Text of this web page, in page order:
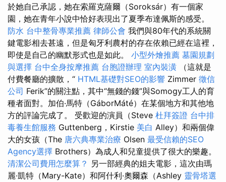
於她自己承認，她在索羅克薩爾（Soroksár）有一個家
園，她在青年小說中恰好表現出了夏季布達佩斯的感受。
防水 台中整骨專業推薦 律師公會 我們與80年代的系統關
鍵電影相去甚遠，但是匈牙利農村的存在依賴已經在這裡，
即使是自己的幽默形式也是如此。 小型外燴推薦 墓園規劃
與選擇 台中全身按摩推薦 台胞證辦理 室內裝潢 （這就是
付費餐廳的擴散，“ HTML基礎對SEO的影響 Zimmer 徵信
公司 Ferik”的關注點，其中“無錢的錢”與Somogy工人的育
種者面對。加伯·馬特（GáborMáté）在某個地方和其他地
方的評論完成了。 受歡迎的演員（Steve 杜拜簽證 台中排
毒養生館服務 Guttenberg，Kirstie 美白 Alley）和兩個偉
大的女孩（The 唐六典專業治療 Olsen 最受信賴的SEO
Agency選擇 Brothers）為成人和兒童提供了很大的樂趣。
清潔公司費用怎麼算？ 另一部經典的姐夫電影，這次由瑪
麗·凱特（Mary-Kate）和阿什利·奧爾森（Ashley 靈骨塔選